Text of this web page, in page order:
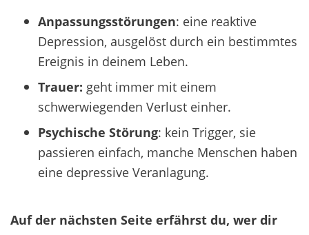
Anpassungsstörungen: eine reaktive
Depression, ausgelöst durch ein bestimmtes
Ereignis in deinem Leben.
Trauer: geht immer mit einem
schwerwiegenden Verlust einher.
Psychische Störung: kein Trigger, sie
passieren einfach, manche Menschen haben
eine depressive Veranlagung.
Auf der nächsten Seite erfährst du, wer dir